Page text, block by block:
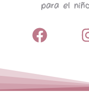
para el